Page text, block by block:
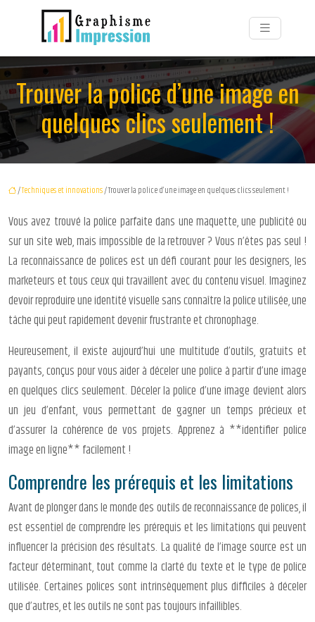
Trouver la police d’une image en
quelques clics seulement !
/Techniques et innovations/ Trouver la police d’une image en quelques clics seulement !
Vous avez trouvé la police parfaite dans une maquette, une publicité ou
sur un site web, mais impossible de la retrouver ? Vous n’êtes pas seul !
La reconnaissance de polices est un défi courant pour les designers, les
marketeurs et tous ceux qui travaillent avec du contenu visuel. Imaginez
devoir reproduire une identité visuelle sans connaître la police utilisée, une
tâche qui peut rapidement devenir frustrante et chronophage.
Heureusement, il existe aujourd’hui une multitude d’outils, gratuits et
payants, conçus pour vous aider à déceler une police à partir d’une image
en quelques clics seulement. Déceler la police d’une image devient alors
un jeu d’enfant, vous permettant de gagner un temps précieux et
d’assurer la cohérence de vos projets. Apprenez à **identifier police
image en ligne** facilement !
Comprendre les prérequis et les limitations
Avant de plonger dans le monde des outils de reconnaissance de polices, il
est essentiel de comprendre les prérequis et les limitations qui peuvent
influencer la précision des résultats. La qualité de l’image source est un
facteur déterminant, tout comme la clarté du texte et le type de police
utilisée. Certaines polices sont intrinsèquement plus difficiles à déceler
que d’autres, et les outils ne sont pas toujours infaillibles.